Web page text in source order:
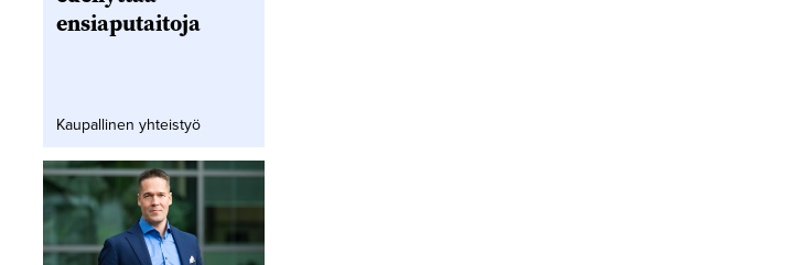
ensiaputaitoja
Kaupallinen yhteistyö